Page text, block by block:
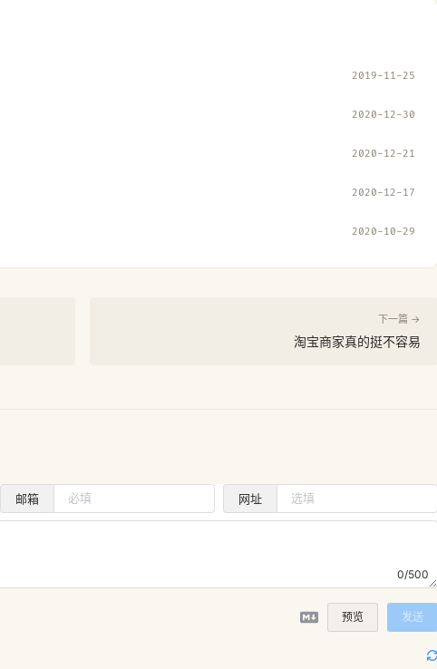
2019-11-25
2020-12-30
2020-12-21
2020-12-17
2020-10-29
下一篇 →
淘宝商家真的挺不容易
邮箱 网址
0/500
预览 发送